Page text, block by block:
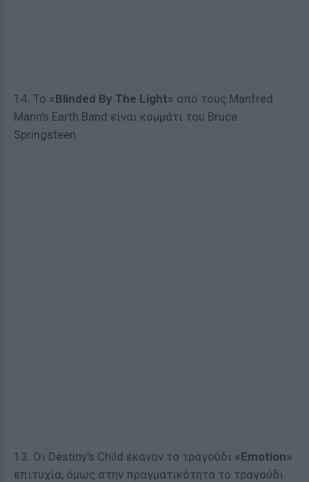
14. Το «Blinded By The Light» από τους Manfred
Mann's Earth Band είναι κομμάτι του Bruce
Springsteen.
13. Οι Destiny's Child έκαναν το τραγούδι «Emotion»
επιτυχία, όμως στην πραγματικότητα το τραγούδι